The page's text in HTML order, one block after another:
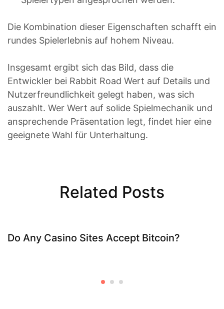
Die Kombination dieser Eigenschaften schafft ein
rundes Spielerlebnis auf hohem Niveau.
Insgesamt ergibt sich das Bild, dass die
Entwickler bei Rabbit Road Wert auf Details und
Nutzerfreundlichkeit gelegt haben, was sich
auszahlt. Wer Wert auf solide Spielmechanik und
ansprechende Präsentation legt, findet hier eine
geeignete Wahl für Unterhaltung.
Related Posts
Do Any Casino Sites Accept Bitcoin?